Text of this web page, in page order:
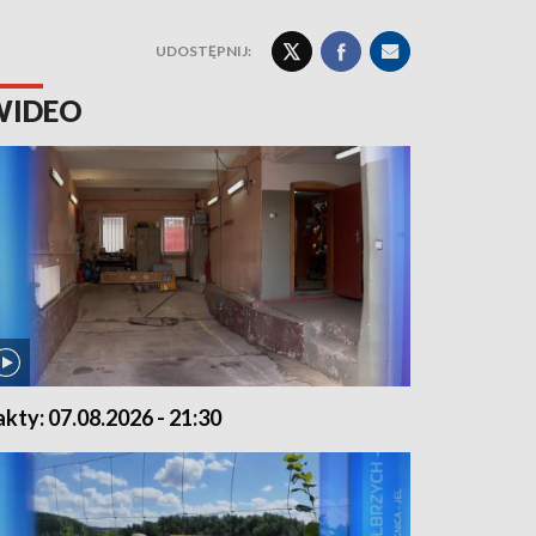
UDOSTĘPNIJ:
07.08.2026 - 21:30